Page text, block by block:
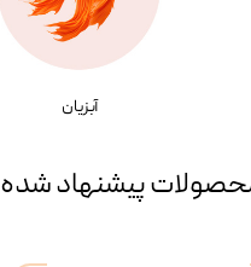
آبزیان
پیشنهاد شده